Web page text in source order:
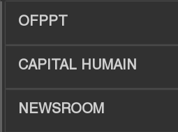
OFPPT
CAPITAL HUMAIN
NEWSROOM